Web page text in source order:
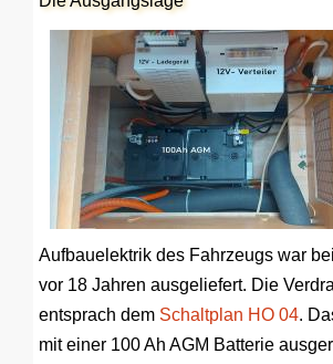
Aufbauelektrik des Fahrzeugs war
vor 18 Jahren ausgeliefert. Die
entsprach dem Schaltplan HO 04.
mit einer 100 Ah AGM Batterie